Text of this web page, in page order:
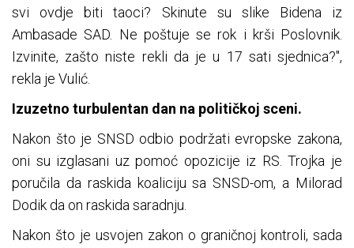
svi ovdje biti taoci? Skinute su slike Bidena iz
Ambasade SAD. Ne poštuje se rok i krši Poslovnik.
Izvinite, zašto niste rekli da je u 17 sati sjednica?",
rekla je Vulić.
Izuzetno turbulentan dan na političkoj sceni.
Nakon što je SNSD odbio podržati evropske zakona,
oni su izglasani uz pomoć opozicije iz RS. Trojka je
poručila da raskida koaliciju sa SNSD-om, a Milorad
Dodik da on raskida saradnju.
Nakon što je usvojen zakon o graničnoj kontroli, sada